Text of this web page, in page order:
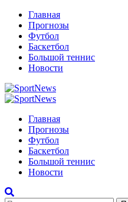
Перейти
содержимому
Главная
Прогнозы
Футбол
Баскетбол
Большой теннис
Новости
Primary
Главная
Прогнозы
Футбол
Баскетбол
Большой теннис
Новости